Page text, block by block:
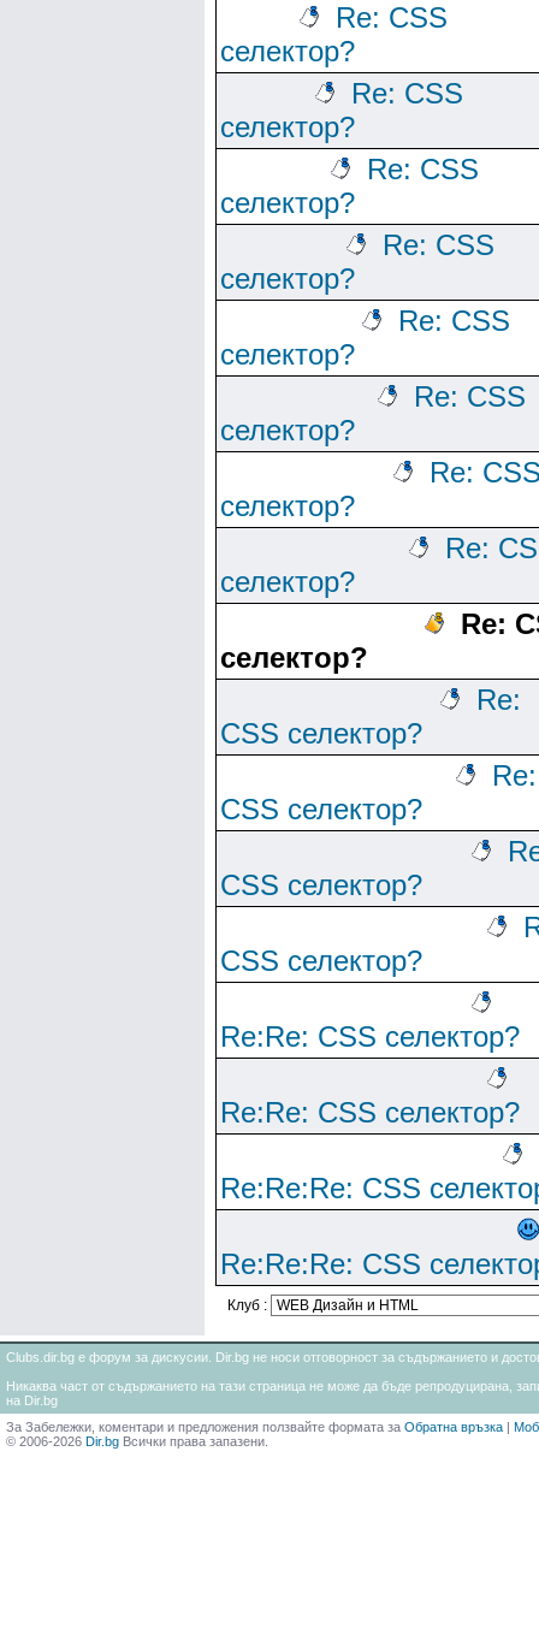
Re: CSS
селектор?
Re: CSS
селектор?
Re: CSS
селектор?
Re: CSS
селектор?
Re: CSS
селектор?
Re: CSS
селектор?
Re:
селектор?
Re:
селектор?
Re:
селектор?
Re:
CSS селектор?
Re:
CSS селектор?
CSS селектор?
CSS селектор?
Re:Re: CSS селектор?
Re:Re: CSS селектор?
Re:Re:Re: CSS
Re:Re:Re: CSS
Клуб :
Clubs.dir.bg е форум за дискусии. Dir.bg не носи отговорност за съдържанието и
Никаква част от съдържанието на тази страница не може да бъде репродуцирана,
на Dir.bg
За Забележки, коментари и предложения ползвайте формата за Обратна връзка |
© 2006-2026 Dir.bg Всички права запазени.